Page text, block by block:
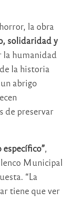
la obra
solidaridad y
la humanidad
la historia
abrigo
de preservar
,
Municipal
“La
tiene que ver